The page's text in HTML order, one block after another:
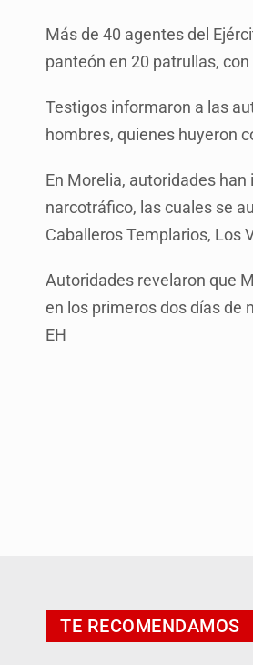
Más de 40 agentes del
panteón en 20 patrullas,
Testigos informaron a las
hombres, quienes huyeron
En Morelia, autoridades
narcotráfico, las cuales se
Caballeros Templarios, Los
Autoridades revelaron que
en los primeros dos días de
EH
TE RECOMENDAMOS